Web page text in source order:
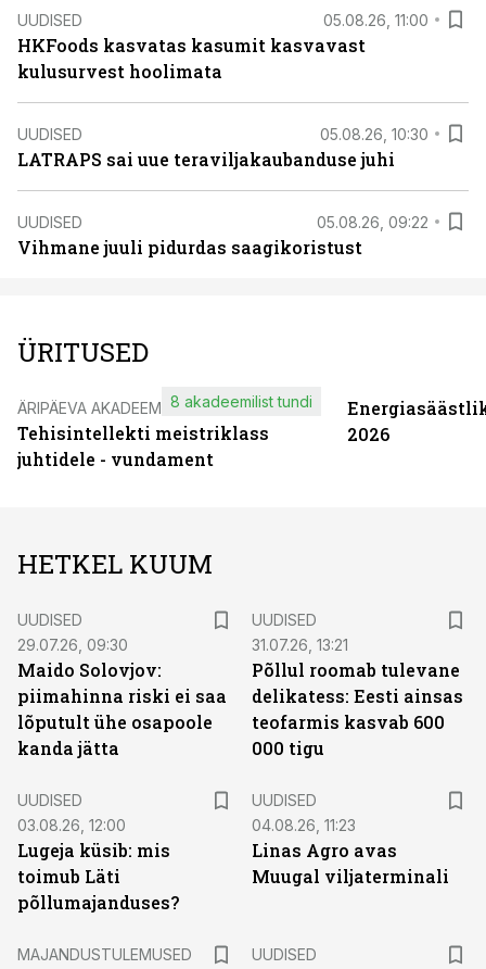
UUDISED 05.08.26, 11:00
HKFoods kasvatas kasumit kasvavast
kulusurvest hoolimata
UUDISED 05.08.26, 10:30
LATRAPS sai uue teraviljakaubanduse juhi
UUDISED 05.08.26, 09:22
Vihmane juuli pidurdas saagikoristust
ÜRITUSED
ÄRIPÄEVA AKADEEMIA
Tehisintellekti meistriklass
juhtidele - vundament
8 akadeemilist tundi
2026
HETKEL KUUM
UUDISED
29.07.26, 09:30
Maido Solovjov:
piimahinna riski ei saa
lõputult ühe osapoole
kanda jätta
UUDISED
31.07.26, 13:21
Põllul roomab tulevane
delikatess: Eesti ainsas
teofarmis kasvab 600
000 tigu
UUDISED
03.08.26, 12:00
Lugeja küsib: mis
toimub Läti
põllumajanduses?
UUDISED
04.08.26, 11:23
Linas Agro avas
Muugal viljaterminali
MAJANDUSTULEMUSED
UUDISED